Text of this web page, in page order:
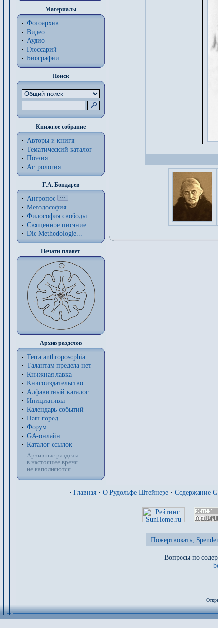
Материалы
Фотоархив
Видео
Аудио
Глоссарий
Биографии
Поиск
Книжное собрание
Авторы и книги
Тематический каталог
Поэзия
Астрология
Г.А. Бондарев
Антропос
Методософия
Философия cвободы
Священное писание
Die Methodologie...
Печати планет
Архив разделов
Terra anthroposophia
Талантам предела нет
Книжная лавка
Книгоиздательство
Алфавитный каталог
Инициативы
Календарь событий
Наш город
Форум
GA-онлайн
Каталог ссылок
Архивные разделы
в настоящее время
не наполняются
· Главная · О Рудольфе Штейнере · Содержание
Пожертвовать,
Вопросы по